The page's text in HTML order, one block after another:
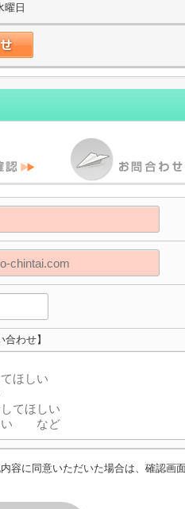
日
わせ】
容に同意いただいた場合は、確認画